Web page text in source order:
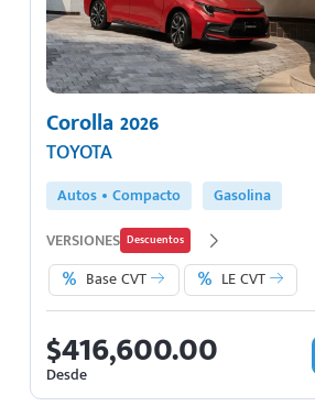
Corolla 2026
TOYOTA
Autos Compacto
Gasolina
VERSIONES Descuentos
Base CVT LE CVT
$416,600.00
Desde